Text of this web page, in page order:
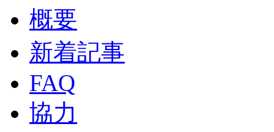
概要
新着記事
FAQ
協力